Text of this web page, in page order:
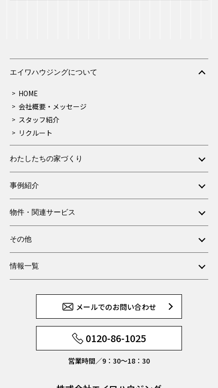
エイワハウジングについて
HOME
会社概要・メッセージ
スタッフ紹介
リクルート
わたしたちの家づくり
事例紹介
物件・関連サービス
その他
情報一覧
メールでのお問い合わせ
0120-86-1025
営業時間／9：30〜18：30